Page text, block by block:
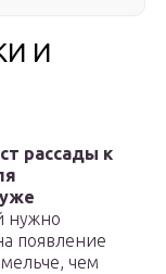
И
рассады к
нужно
появление
чем